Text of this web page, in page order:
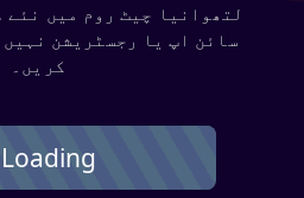
لتھوانیا چیٹ روم میں نئے
سائن اپ یا رجسٹریشن
کریں۔
Loading...